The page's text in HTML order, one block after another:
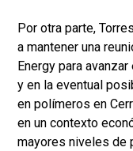
Por otra parte,
a mantener una
Energy para
y en la eventual
en polímeros en
en un contexto
mayores niveles de